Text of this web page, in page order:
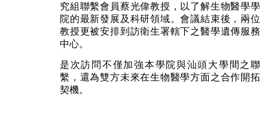
究組聯繫會員蔡光偉教授，以了解生物醫學學
院的最新發展及科研領域。會議結束後，兩位
教授更被安排到訪衛生署轄下之醫學遺傳服務
中心。
是次訪問不僅加強本學院與汕頭大學間之聯
繫，還為雙方未來在生物醫學方面之合作開拓
契機。